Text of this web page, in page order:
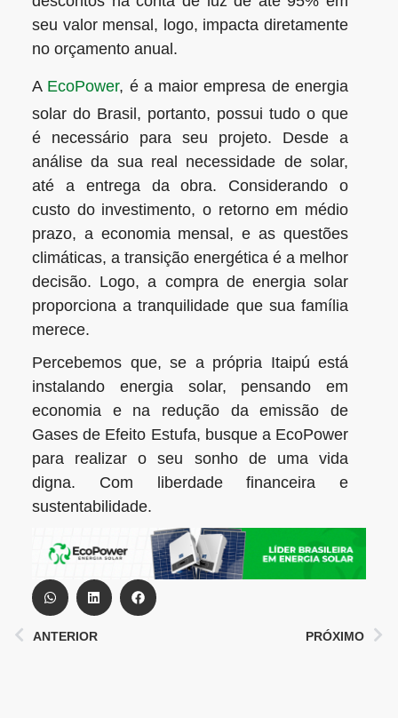
seu valor mensal, logo, impacta diretamente
no orçamento anual.
A EcoPower, é a maior empresa de energia
solar do Brasil, portanto, possui tudo o que
é necessário para seu projeto. Desde a
análise da sua real necessidade de solar,
até a entrega da obra. Considerando o
custo do investimento, o retorno em médio
prazo, a economia mensal, e as questões
climáticas, a transição energética é a melhor
decisão. Logo, a compra de energia solar
proporciona a tranquilidade que sua família
merece.
Percebemos que, se a própria Itaipú está
instalando energia solar, pensando em
economia e na redução da emissão de
Gases de Efeito Estufa, busque a EcoPower
para realizar o seu sonho de uma vida
digna. Com liberdade financeira e
sustentabilidade.
ANTERIOR PRÓXIMO